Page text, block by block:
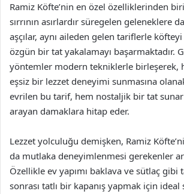
Ramiz Köfte’nin en özel özelliklerinden
sırrının asırlardır süregelen geleneklere
aşçılar, aynı aileden gelen tariflerle köfteyi
özgün bir tat yakalamayı başarmaktadır.
yöntemler modern tekniklerle birleşerek,
eşsiz bir lezzet deneyimi sunmasına
evrilen bu tarif, hem nostaljik bir tat
arayan damaklara hitap eder.
Lezzet yolculuğu demişken, Ramiz
da mutlaka deneyimlenmesi gerekenler
Özellikle ev yapımı baklava ve sütlaç gibi
sonrası tatlı bir kapanış yapmak için ideal